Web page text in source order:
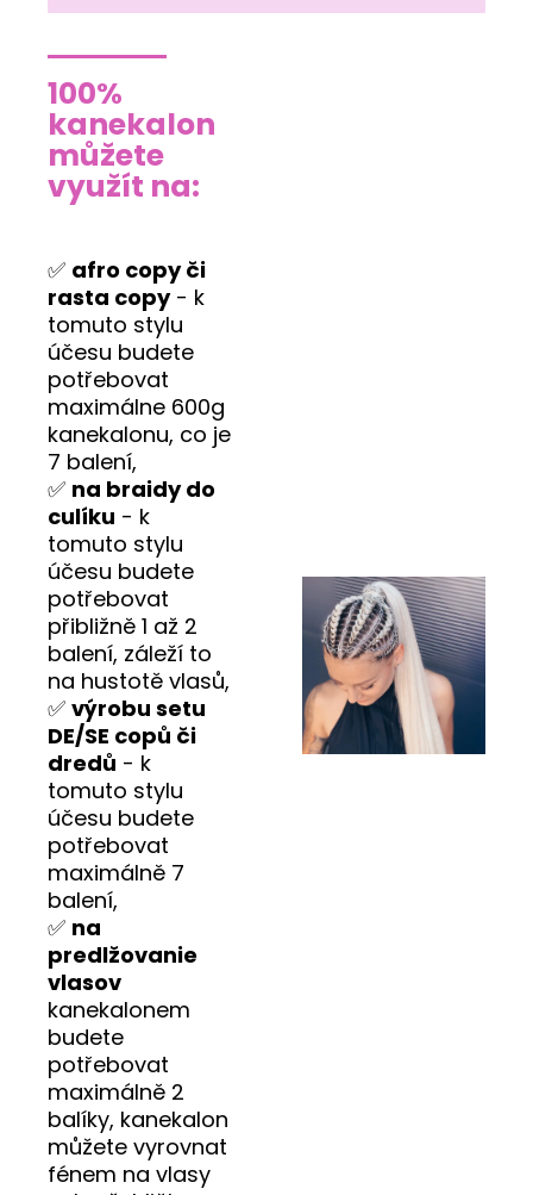
100%
kanekalon
můžete
využít na:
✅ afro copy či
rasta copy- k
tomuto stylu
účesu budete
potřebovat
maximálne 600g
kanekalonu, co je
7 balení,
✅ na braidy do
culíku - k
tomuto stylu
účesu budete
potřebovat
přibližně 1 až 2
balení, záleží to
na hustotě vlasů,
✅ výrobu setu
DE/SE copů či
dredů - k
tomuto stylu
účesu budete
potřebovat
maximálně 7
balení,
✅ na
predlžovanie
vlasov
kanekalonem
budete
potřebovat
maximálně 2
balíky, kanekalon
můžete vyrovnat
fénem na vlasy